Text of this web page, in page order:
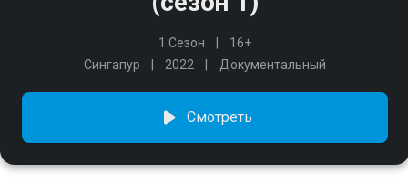
1 Сезон
16+
Сингапур
2022 Документальный
Смотреть